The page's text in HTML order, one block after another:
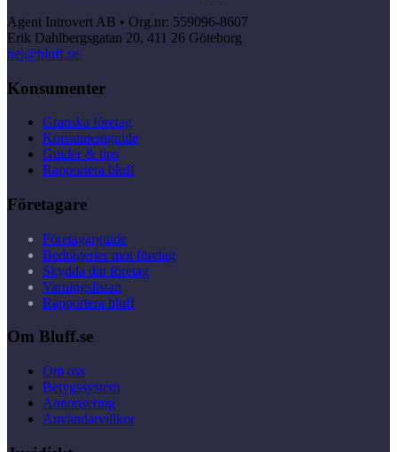
Agent Introvert AB • Org.nr: 559096-8607
Erik Dahlbergsgatan 20, 411 26 Göteborg
hej@bluff.se
Konsumenter
Granska företag
Konsumentguide
Guider & tips
Rapportera bluff
Företagare
Företagarguide
Bedrägerier mot företag
Skydda ditt företag
Varningslistan
Rapportera bluff
Om Bluff.se
Om oss
Betygssystem
Annonsering
Användarvillkor